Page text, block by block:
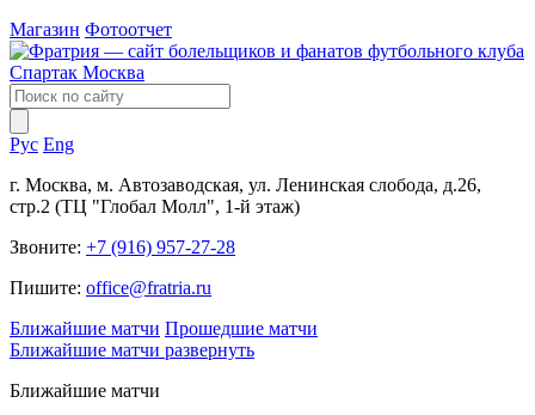
Магазин Фотоотчет
Рус Eng
г. Москва, м. Автозаводская, ул. Ленинская слобода, д.26,
стр.2 (ТЦ "Глобал Молл", 1-й этаж)
Звоните: +7 (916) 957-27-28
Пишите: office@fratria.ru
Ближайшие матчи Прошедшие матчи
Ближайшие матчи развернуть
Ближайшие матчи